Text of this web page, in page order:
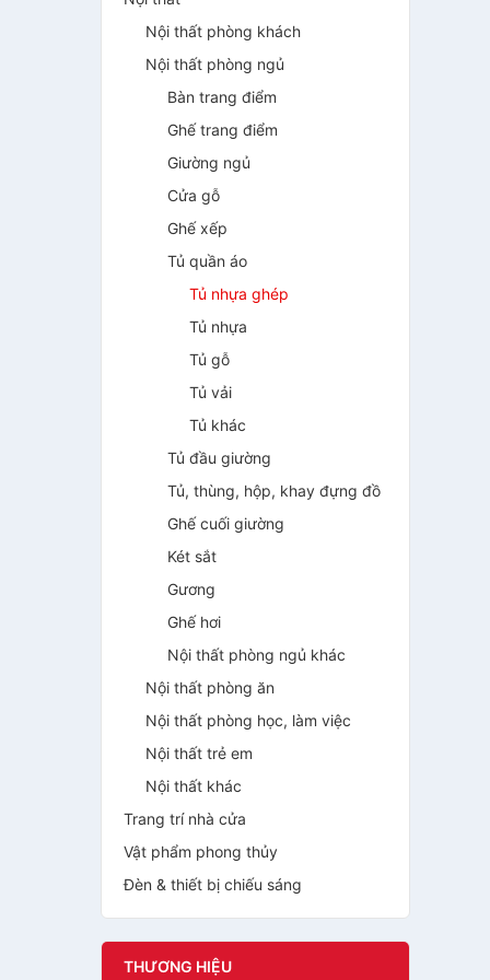
Nội thất phòng khách
Nội thất phòng ngủ
Bàn trang điểm
Ghế trang điểm
Giường ngủ
Cửa gỗ
Ghế xếp
Tủ quần áo
Tủ nhựa ghép
Tủ nhựa
Tủ gỗ
Tủ vải
Tủ khác
Tủ đầu giường
Tủ, thùng, hộp, khay đựng đồ
Ghế cuối giường
Két sắt
Gương
Ghế hơi
Nội thất phòng ngủ khác
Nội thất phòng ăn
Nội thất phòng học, làm việc
Nội thất trẻ em
Nội thất khác
Trang trí nhà cửa
Vật phẩm phong thủy
Đèn & thiết bị chiếu sáng
THƯƠNG HIỆU